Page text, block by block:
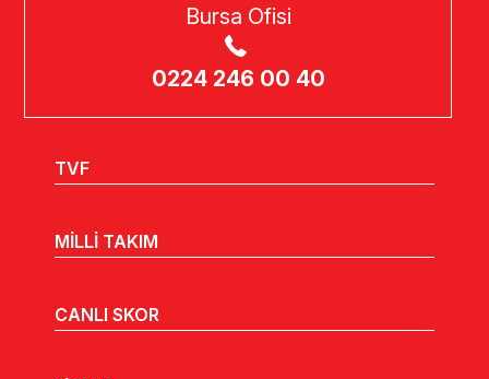
Bursa Ofisi
0224 246 00 40
TVF
MİLLİ TAKIM
CANLI SKOR